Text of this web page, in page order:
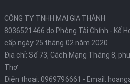
CÔNG TY TNHH MAI GIA THÀNH
8036521466 do Phòng Tài Chính - Kế
cấp ngày 25 tháng 02 năm 2020
Địa chỉ: Số 73, Cách Mạng Tháng 8,
Thơ
Điện thoại: 0969796661 - Email: